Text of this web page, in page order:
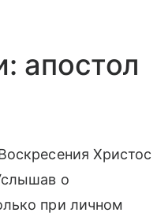
апостол
Христос
о
при личном